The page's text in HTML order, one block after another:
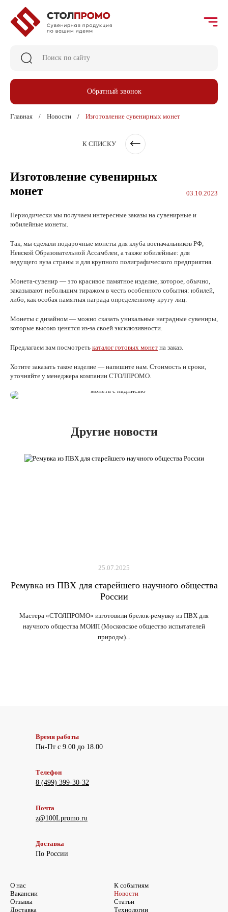
Обратный звонок
Главная Новости Изготовление сувенирных монет
К СПИСКУ
Изготовление сувенирных
монет
03.10.2023
Периодически мы получаем интересные заказы на сувенирные и
юбилейные монеты.
Так, мы сделали подарочные монеты для клуба военачальников РФ,
Невской Образовательной Ассамблеи, а также юбилейные: для
ведущего вуза страны и для крупного полиграфического предприятия.
Монета-сувенир — это красивое памятное изделие, которое, обычно,
заказывают небольшим тиражом в честь особенного события: юбилей,
либо, как особая памятная награда определенному кругу лиц.
Монеты с дизайном — можно сказать уникальные наградные сувениры,
которые высоко ценятся из-за своей эксклюзивности.
Предлагаем вам посмотреть каталог готовых монет на заказ.
Хотите заказать такое изделие — напишите нам. Стоимость и сроки,
уточняйте у менеджера компании СТОЛПРОМО.
Другие новости
25.07.2025
Ремувка из ПВХ для старейшего научного общества
России
Мастера «СТОЛПРОМО» изготовили брелок-ремувку из ПВХ для
научного общества МОИП (Московское общество испытателей
природы)...
Время работы
Пн-Пт с 9.00 до 18.00
Телефон
8 (499) 399-30-32
Почта
z@100Lpromo.ru
Доставка
По России
О нас
Вакансии
Отзывы
Доставка
К событиям
Новости
Статьи
Технологии